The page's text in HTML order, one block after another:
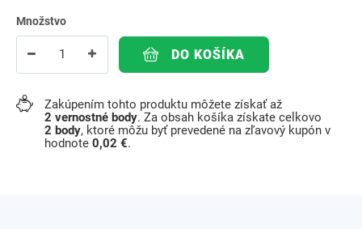
Množstvo
DO KOŠÍKA
Zakúpením tohto produktu môžete získať až
2 vernostné body. Za obsah košíka získate celkovo
2 body, ktoré môžu byť prevedené na zľavový kupón v
hodnote 0,02 €.